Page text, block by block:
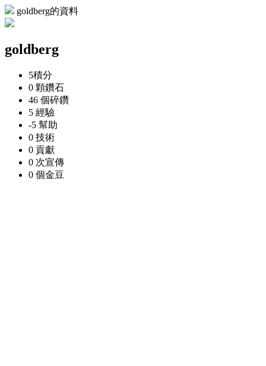
goldberg的資料
goldberg
5積分
0 顆鑽石
46 個碎鑽
5 經驗
-5 幫助
0 技術
0 貢獻
0 次宣傳
0 個金豆